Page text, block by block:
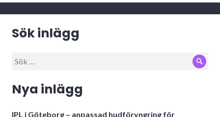
Sök inlägg
Sök
Sök
Nya inlägg
IPL i Göteborg – anpassad hudföryngring för